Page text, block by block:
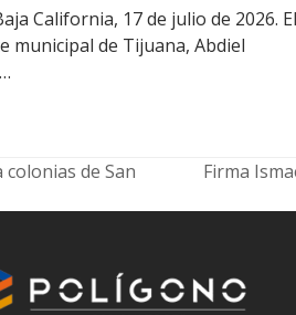
California, 17 de julio de 2026. El
municipal de Tijuana, Abdiel
colonias de San
Firma